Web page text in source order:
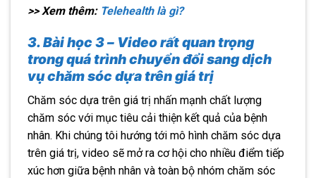
>> Xem thêm: Telehealth là gì?
3. Bài học 3 – Video rất quan trọng
trong quá trình chuyển đổi sang dịch
vụ chăm sóc dựa trên giá trị
Chăm sóc dựa trên giá trị nhấn mạnh chất lượng
chăm sóc với mục tiêu cải thiện kết quả của bệnh
nhân. Khi chúng tôi hướng tới mô hình chăm sóc dựa
trên giá trị, video sẽ mở ra cơ hội cho nhiều điểm tiếp
xúc hơn giữa bệnh nhân và toàn bộ nhóm chăm sóc